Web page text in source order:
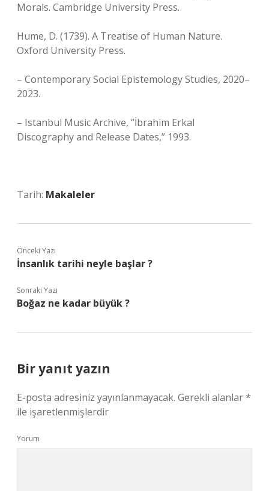
Morals. Cambridge University Press.
Hume, D. (1739). A Treatise of Human Nature.
Oxford University Press.
– Contemporary Social Epistemology Studies, 2020–
2023.
– Istanbul Music Archive, “İbrahim Erkal
Discography and Release Dates,” 1993.
Tarih: Makaleler
Önceki Yazı
İnsanlık tarihi neyle başlar ?
Sonraki Yazı
Boğaz ne kadar büyük ?
Bir yanıt yazın
E-posta adresiniz yayınlanmayacak. Gerekli alanlar*
ile işaretlenmişlerdir
Yorum